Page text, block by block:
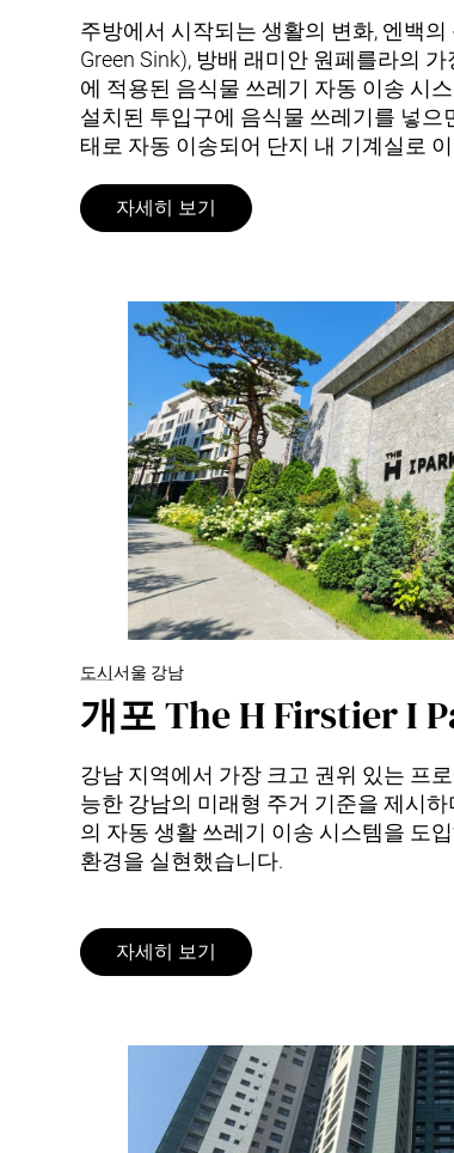
주방에서 시작되는 생활의 변화, 엔백
Green Sink), 방배 래미안 원페를라의
에 적용된 음식물 쓰레기 자동 이송 시
설치된 투입구에 음식물 쓰레기를 넣으
태로 자동 이송되어 단지 내 기계실로
자세히 보기
도시서울 강남
개포 The H Firstier I
강남 지역에서 가장 크고 권위 있는 프
능한 강남의 미래형 주거 기준을 제시
의 자동 생활 쓰레기 이송 시스템을 도
환경을 실현했습니다.
자세히 보기